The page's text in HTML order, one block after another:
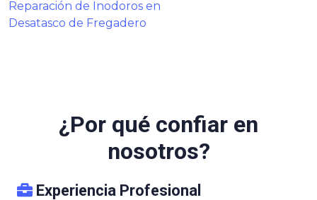
Reparación de Inodoros en
Desatasco de Fregadero
¿Por qué confiar en
nosotros?
Experiencia Profesional